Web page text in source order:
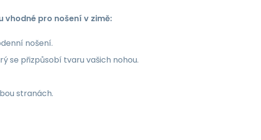
vhodné pro nošení v zimě:
nošení.
se přizpůsobí tvaru vašich nohou.
stranách.